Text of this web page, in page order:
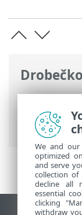
ESET
Security >
Filtr hovorů
We and
optimized
and serve
collection of
decline all
essential
clicking
withdraw